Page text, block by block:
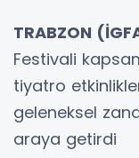
TRABZON
Festivali
tiyatro
geleneksel
araya getirdi